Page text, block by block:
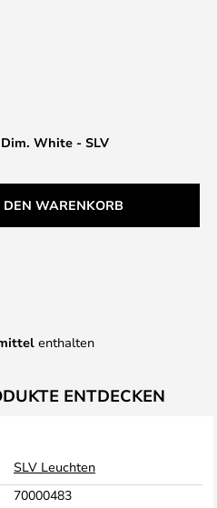
White - SLV
DEN WARENKORB
enthalten
ENTDECKEN
SLV Leuchten
70000483